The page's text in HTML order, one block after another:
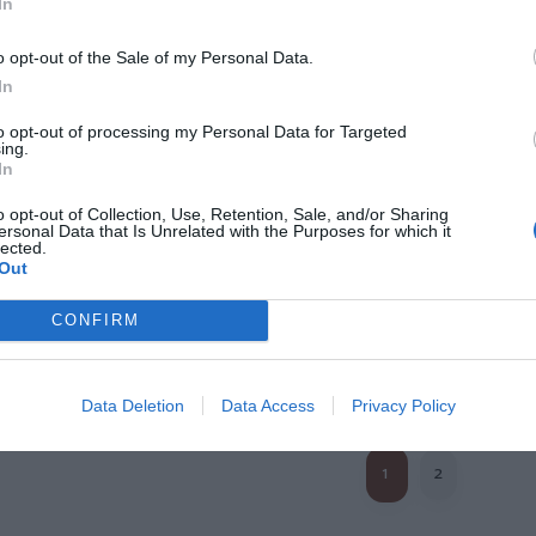
opt-out of the Sale of my Personal Data.
opt-out of processing my Personal Data for Targeted
opt-out of Collection, Use, Retention, Sale, and/or Sharing
Data that Is Unrelated with the Purposes for which it
CONFIRM
Data Deletion Data Access Privacy Policy
patchwork ligera
capucha
99
producto
Chaqueta étnica sol y luna
39,99 €
Ver producto
Sudadera
1 2